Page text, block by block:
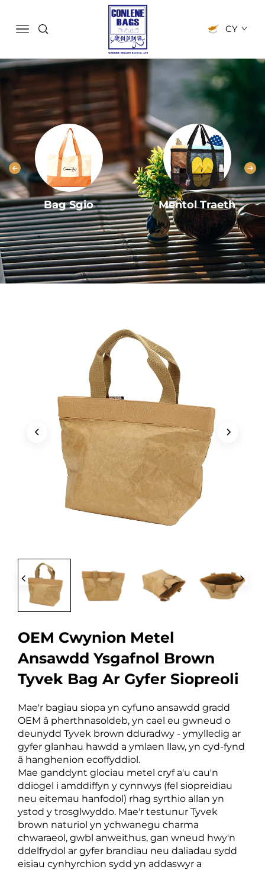
CY
Bag Sgio Mentol Traeth
OEM Cwynion Metel
Ansawdd Ysgafnol Brown
Tyvek Bag Ar Gyfer Siopreoli
Mae'r bagiau siopa yn cyfuno ansawdd gradd
OEM â pherthnasoldeb, yn cael eu gwneud o
deunydd Tyvek brown dduradwy - ymylledig ar
gyfer glanhau hawdd a ymlaen llaw, yn cyd-fynd
â hanghenion ecoffyddiol.
Mae ganddynt glociau metel cryf a'u cau'n
ddiogel i amddiffyn y cynnwys (fel siopreidiau
neu eitemau hanfodol) rhag syrthio allan yn
ystod y trosglwyddo. Mae'r testunur Tyvek
brown naturiol yn ychwanegu charma
chwaraeol, gwbl anweithus, gan wneud hwy'n
ddelfrydol ar gyfer brandiau neu daliadau sydd
eisiau cynhyrchion sydd yn addaswyr a